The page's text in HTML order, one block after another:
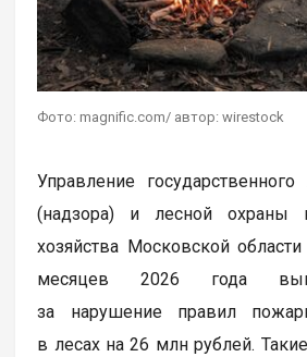
Фото: magnific.com/ автор: wirestock
Управление
(надзора) и лесной охраны
хозяйства Московской
месяцев 2026 года
за нарушение правил
в лесах на 26 млн рублей.